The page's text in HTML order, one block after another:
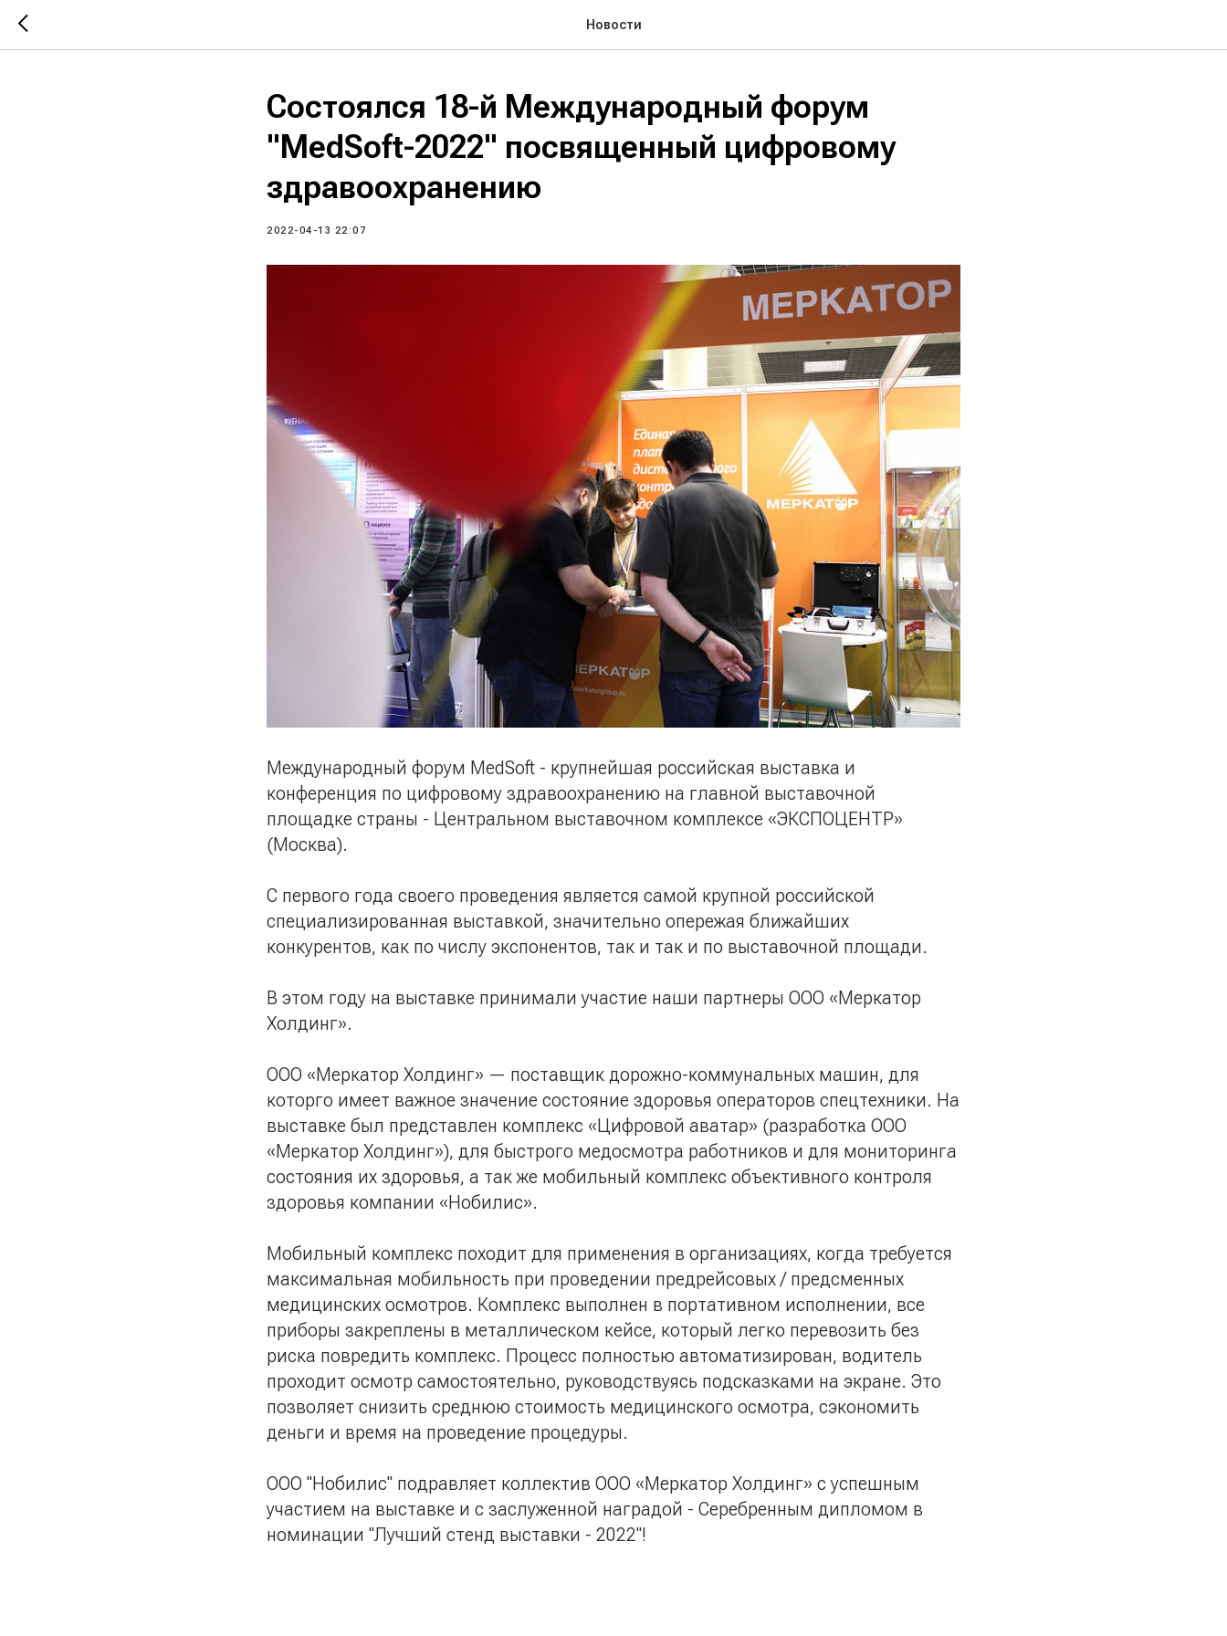
Новости
Состоялся 18-й Международный форум
"MedSoft-2022" посвященный цифровому
здравоохранению
2022-04-13 22:07
Международный форум MedSoft - крупнейшая российская выставка и
конференция по цифровому здравоохранению на главной выставочной
площадке страны - Центральном выставочном комплексе «ЭКСПОЦЕНТР»
(Москва).
C первого года своего проведения является самой крупной российской
специализированная выставкой, значительно опережая ближайших
конкурентов, как по числу экспонентов, так и так и по выставочной площади.
В этом году на выставке принимали участие наши партнеры ООО «Меркатор
Холдинг».
ООО «Меркатор Холдинг» — поставщик дорожно-коммунальных машин, для
которго имеет важное значение состояние здоровья операторов спецтехники. На
выставке был представлен комплекс «Цифровой аватар» (разработка ООО
«Меркатор Холдинг»), для быстрого медосмотра работников и для мониторинга
состояния их здоровья, а так же мобильный комплекс объективного контроля
здоровья компании «Нобилис».
Мобильный комплекс походит для применения в организациях, когда требуется
максимальная мобильность при проведении предрейсовых / предсменных
медицинских осмотров. Комплекс выполнен в портативном исполнении, все
приборы закреплены в металлическом кейсе, который легко перевозить без
риска повредить комплекс. Процесс полностью автоматизирован, водитель
проходит осмотр самостоятельно, руководствуясь подсказками на экране. Это
позволяет снизить среднюю стоимость медицинского осмотра, сэкономить
деньги и время на проведение процедуры.
ООО "Нобилис" подравляет коллектив ООО «Меркатор Холдинг» с успешным
участием на выставке и с заслуженной наградой - Серебренным дипломом в
номинации "Лучший стенд выставки - 2022"!